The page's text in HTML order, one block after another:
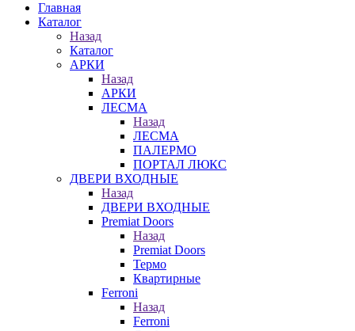
Главная
Каталог
Назад
Каталог
АРКИ
Назад
АРКИ
ЛЕСМА
Назад
ЛЕСМА
ПАЛЕРМО
ПОРТАЛ ЛЮКС
ДВЕРИ ВХОДНЫЕ
Назад
ДВЕРИ ВХОДНЫЕ
Premiat Doors
Назад
Premiat Doors
Термо
Квартирные
Ferroni
Назад
Ferroni